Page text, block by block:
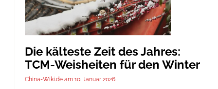
Die kälteste Zeit des Jahres:
TCM-Weisheiten für den Winter
China-Wiki.de 10. Januar 2026